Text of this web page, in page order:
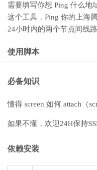
需要填写你想 Ping 什么地
这个工具，Ping 你的上海
24小时内的两个节点间线路
使用脚本
必备知识
懂得 screen 如何 attach（
如果不懂，欢迎24H保持
依赖安装